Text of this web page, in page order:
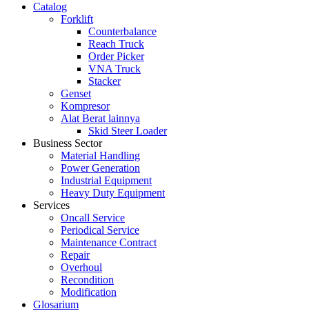
Catalog
Forklift
Counterbalance
Reach Truck
Order Picker
VNA Truck
Stacker
Genset
Kompresor
Alat Berat lainnya
Skid Steer Loader
Business Sector
Material Handling
Power Generation
Industrial Equipment
Heavy Duty Equipment
Services
Oncall Service
Periodical Service
Maintenance Contract
Repair
Overhoul
Recondition
Modification
Glosarium